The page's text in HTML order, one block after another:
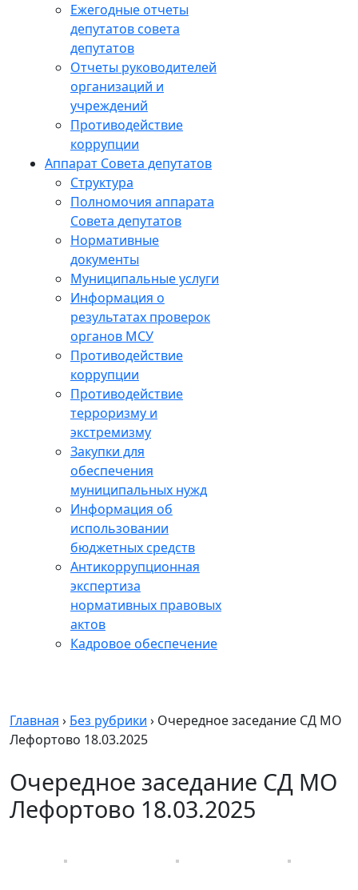
Ежегодные отчеты
депутатов совета
депутатов
Отчеты руководителей
организаций и
учреждений
Противодействие
коррупции
Аппарат Совета депутатов
Структура
Полномочия аппарата
Совета депутатов
Нормативные
документы
Муниципальные услуги
Информация о
результатах проверок
органов МСУ
Противодействие
коррупции
Противодействие
терроризму и
экстремизму
Закупки для
обеспечения
муниципальных нужд
Информация об
использовании
бюджетных средств
Антикоррупционная
экспертиза
нормативных правовых
актов
Кадровое обеспечение
Главная › Без рубрики › Очередное заседание СД МО
Лефортово 18.03.2025
Очередное заседание СД МО
Лефортово 18.03.2025